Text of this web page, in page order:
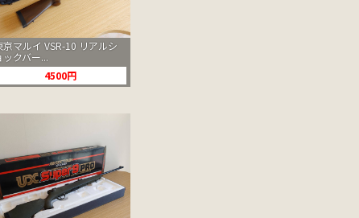
京マルイ VSR-10 リアルシ
ックバー...
4500円